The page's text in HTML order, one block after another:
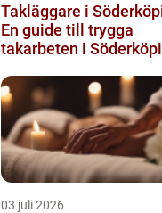
Takläggare i
En guide till trygga
takarbeten i
03 juli 2026